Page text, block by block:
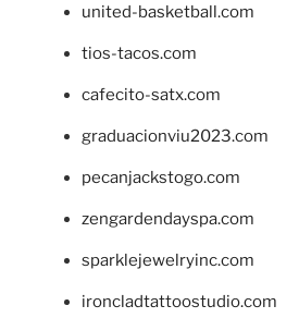
united-basketball.com
tios-tacos.com
cafecito-satx.com
graduacionviu2023.com
pecanjackstogo.com
zengardendayspa.com
sparklejewelryinc.com
ironcladtattoostudio.com